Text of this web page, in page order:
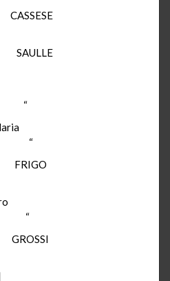
CASSESE
SAULLE
“
Maria
“
FRIGO
“
GROSSI